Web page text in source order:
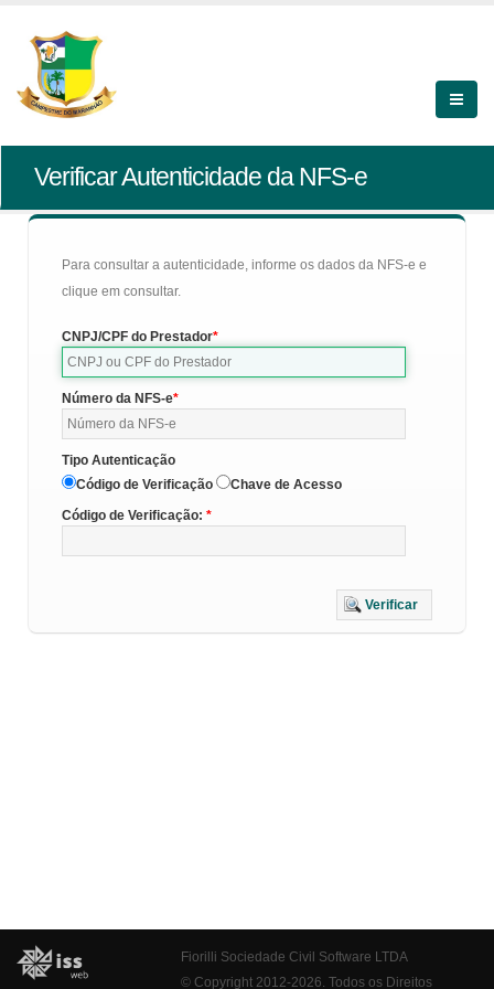
Verificar Autenticidade da NFS-e
Para consultar a autenticidade, informe os dados da NFS-e e
clique em consultar.
CNPJ/CPF do Prestador
Número da NFS-e
Tipo Autenticação
Código de Verificação
Chave de Acesso
Código de Verificação:
Verificar
Fiorilli Sociedade Civil Software LTDA
© Copyright 2012-2026. Todos os Direitos